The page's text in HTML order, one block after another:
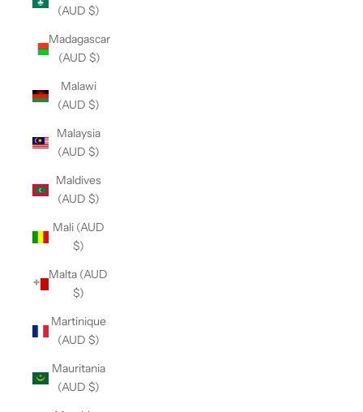
(AUD $)
Madagascar
(AUD $)
Malawi
(AUD $)
Malaysia
(AUD $)
Maldives
(AUD $)
Mali (AUD
$)
Malta (AUD
$)
Martinique
(AUD $)
Mauritania
(AUD $)